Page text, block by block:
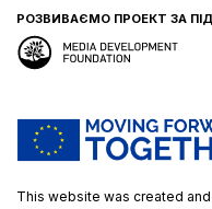
РОЗВИВАЄМО ПРОЕКТ ЗА
This website was created